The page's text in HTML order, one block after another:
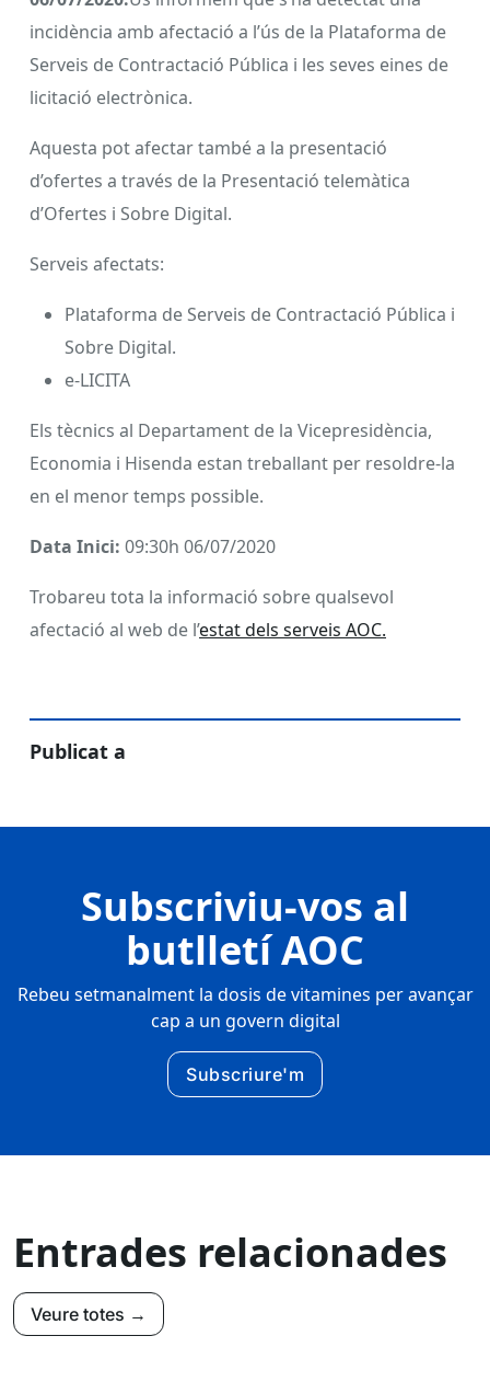
incidència amb afectació a l’ús de la Plataforma de
Serveis de Contractació Pública i les seves eines de
licitació electrònica.
Aquesta pot afectar també a la presentació
d’ofertes a través de la Presentació telemàtica
d’Ofertes i Sobre Digital.
Serveis afectats:
Plataforma de Serveis de Contractació Pública i
Sobre Digital.
e-LICITA
Els tècnics al Departament de la Vicepresidència,
Economia i Hisenda estan treballant per resoldre-la
en el menor temps possible.
Data Inici: 09:30h 06/07/2020
Trobareu tota la informació sobre qualsevol
afectació al web de l’estat dels serveis AOC.
Publicat a
Subscriviu-vos al
butlletí AOC
Rebeu setmanalment la dosis de vitamines per avançar
cap a un govern digital
Subscriure'm
Entrades relacionades
Veure totes →